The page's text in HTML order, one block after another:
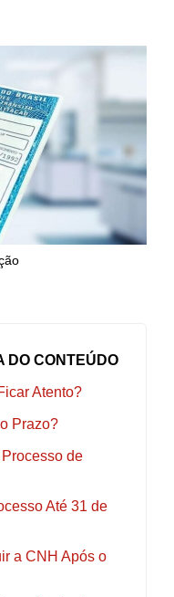
DO CONTEÚDO
Atento?
Prazo?
de
Até 31 de
a CNH Após o